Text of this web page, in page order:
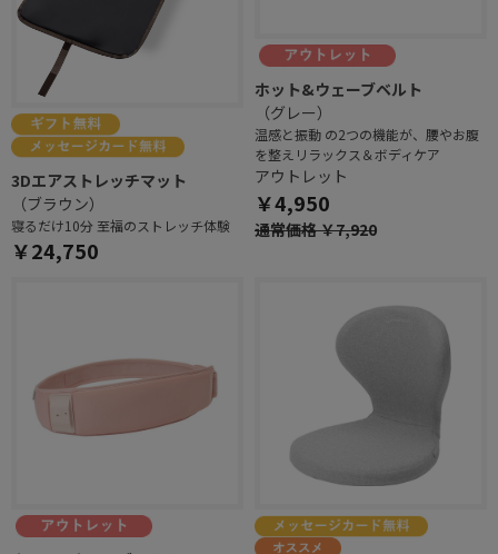
3Dエアストレッチマット
（ブラウン）
寝るだけ10分 至福のストレッチ体験
￥24,750
ホット&ウェーブベルト
（グレー）
温感と振動 の2つの機能が、腰やお腹
を整えリラックス＆ボディケア
アウトレット
￥4,950
通常価格 ￥7,920